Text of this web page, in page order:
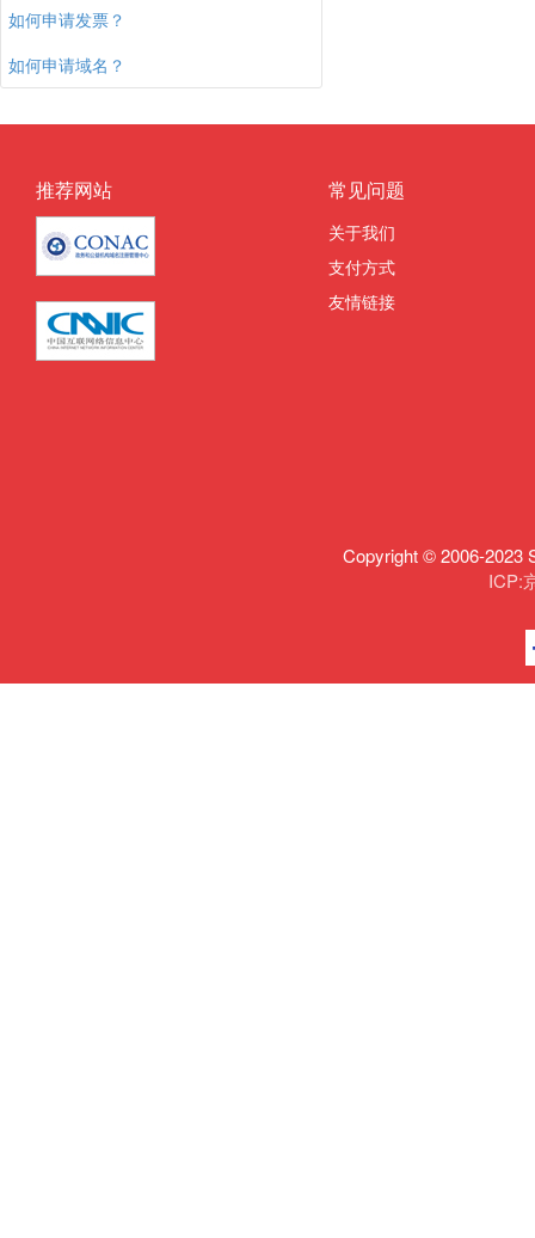
如何申请发票？
如何申请域名？
推荐网站 常见问题
关于我们
支付方式
友情链接
Copyright © 2006-2023
ICP: